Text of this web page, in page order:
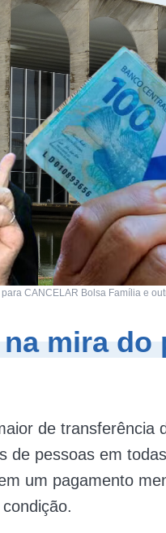
CANCELAR Bolsa Família e
mira do
de transferência
de pessoas em
um pagamento